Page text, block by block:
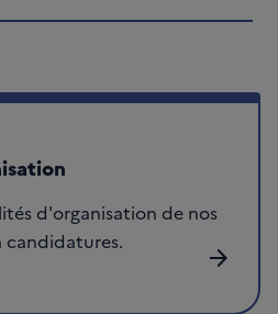
d'organisation de nos
candidatures.
arrow_forward